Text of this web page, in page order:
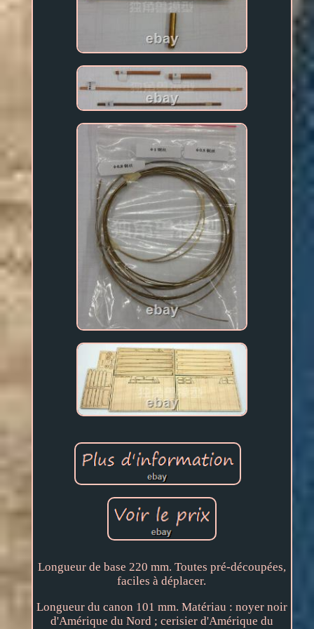
Longueur de base 220 mm. Toutes pré-découpées,
faciles à déplacer.
Longueur du canon 101 mm. Matériau : noyer noir
d'Amérique du Nord ; cerisier d'Amérique du